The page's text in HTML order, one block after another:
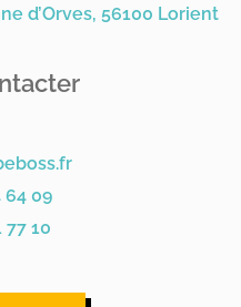
d’Orves, 56100 Lorient
64 09
77 10